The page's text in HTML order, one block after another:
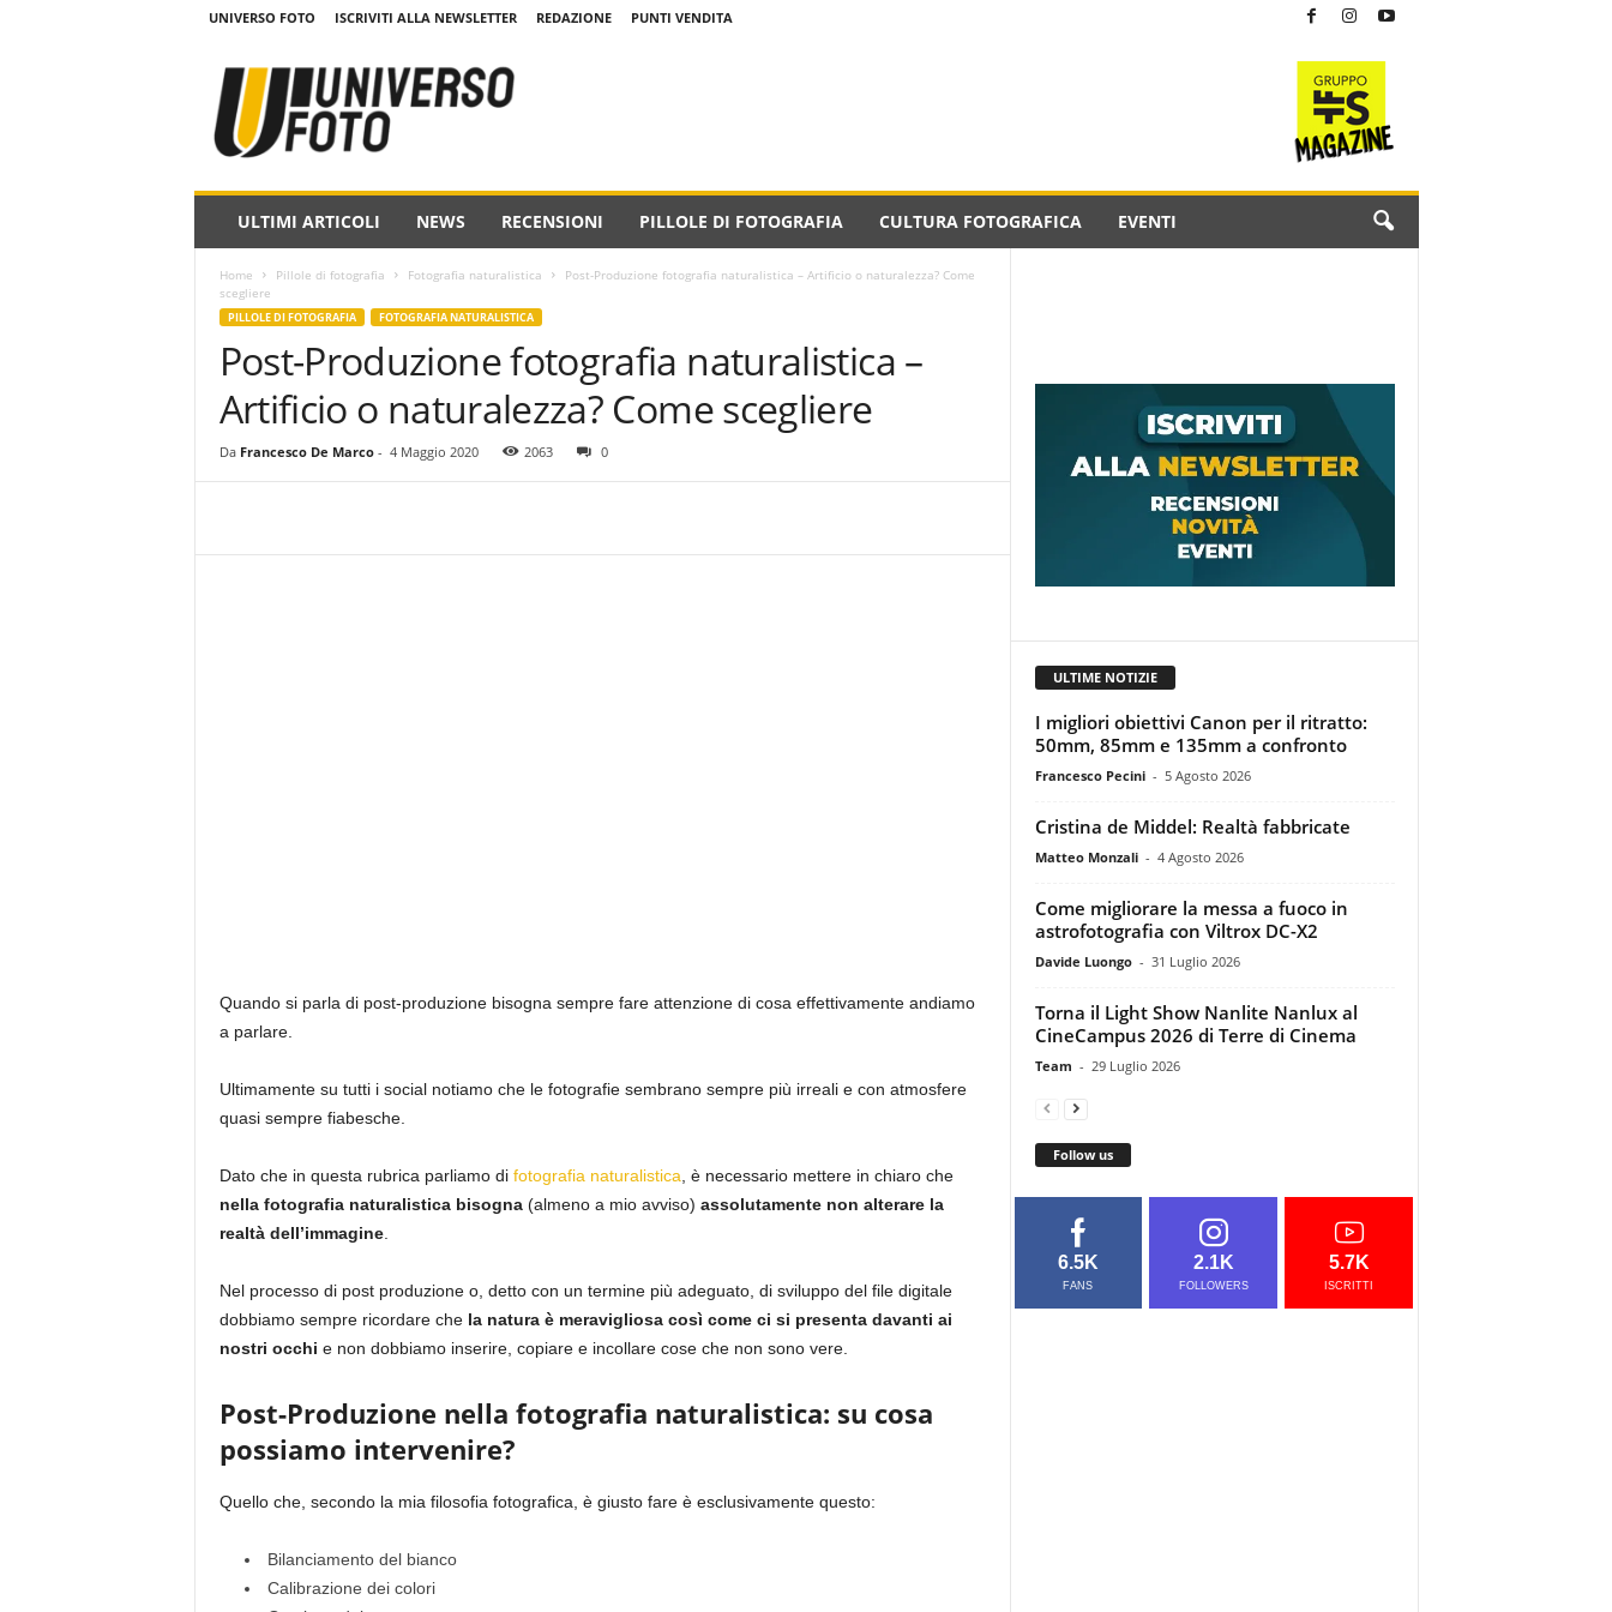
UNIVERSO FOTO ISCRIVITI ALLA NEWSLETTER REDAZIONE PUNTI VENDITA
i
ULTIMI ARTICOLI NEWS RECENSIONI PILLOLE DI FOTOGRAFIA CULTURA FOTOGRAFICA EVENTI
Home Pillole di fotografia Fotografia naturalistica
Post-Produzione fotografia naturalistica – Artificio o naturalezza? Come
scegliere
PILLOLE DI FOTOGRAFIA FOTOGRAFIA NATURALISTICA
Post-Produzione fotografia naturalistica –
Artificio o naturalezza? Come scegliere
Da Francesco De Marco- 4 Maggio 2020 2063 0
Quando si parla di post-produzione bisogna sempre fare attenzione di cosa effettivamente andiamo
a parlare.
Ultimamente su tutti i social notiamo che le fotografie sembrano sempre più irreali e con atmosfere
quasi sempre fiabesche.
Dato che in questa rubrica parliamo di fotografia naturalistica , è necessario mettere in chiaro che
nella fotografia naturalistica bisogna(almeno a mio avviso) assolutamente non alterare la
realtà dell’immagine.
Nel processo di post produzione o, detto con un termine più adeguato, di sviluppo del file digitale
dobbiamo sempre ricordare chela natura è meravigliosa così come ci si presenta davanti ai
nostri occhi e non dobbiamo inserire, copiare e incollare cose che non sono vere.
Post-Produzione nella fotografia naturalistica: su cosa
possiamo intervenire?
Quello che, secondo la mia filosofia fotografica, è giusto fare è esclusivamente questo:
Bilanciamento del bianco
Calibrazione dei colori
ULTIME NOTIZIE
I migliori obiettivi Canon per il ritratto:
50mm, 85mm e 135mm a confronto
Francesco Pecini - 5 Agosto 2026
Cristina de Middel: Realtà fabbricate
Matteo Monzali - 4 Agosto 2026
Come migliorare la messa a fuoco in
astrofotografia con Viltrox DC-X2
Davide Luongo - 31 Luglio 2026
Torna il Light Show Nanlite Nanlux al
CineCampus 2026 di Terre di Cinema
Team - 29 Luglio 2026
Follow us
6.5K
FANS
2.1K
FOLLOWERS
5.7K
ISCRITTI